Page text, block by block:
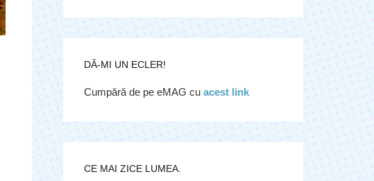
DĂ-MI UN ECLER!
Cumpără de pe eMAG cu acest link
CE MAI ZICE LUMEA.